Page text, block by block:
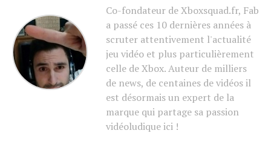
Co-fondateur de Xboxsquad.fr, Fab
a passé ces 10 dernières années à
scruter attentivement l'actualité
jeu vidéo et plus particulièrement
celle de Xbox. Auteur de milliers
de news, de centaines de vidéos il
est désormais un expert de la
marque qui partage sa passion
vidéoludique ici !